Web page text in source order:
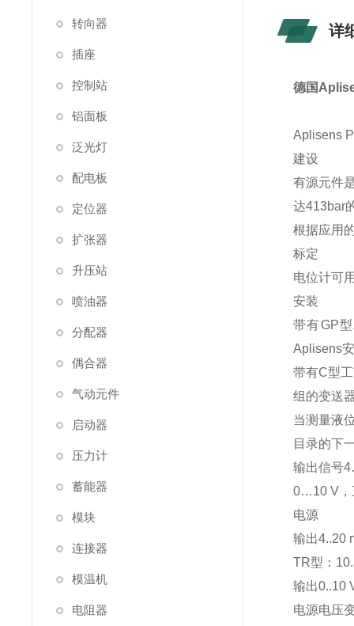
转向器
插座
控制站
铝面板
泛光灯
配电板
定位器
扩张器
升压站
喷油器
分配器
偶合器
气动元件
启动器
压力计
蓄能器
模块
连接器
模温机
电阻器
详
德国
Aplisens
建设
有源元件
达413bar
根据应用
标定
电位计可
安装
带有GP
Aplisens
带有C型
组的变送
当测量液
目录的下
输出信号
0…10 V，
电源
输出4..20
TR型：
输出0..10
电源电压